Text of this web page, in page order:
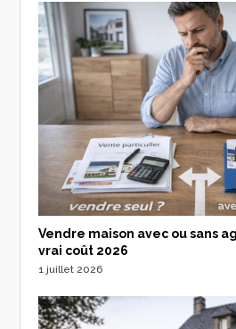
Vendre maison avec ou sans
vrai coût 2026
1 juillet 2026